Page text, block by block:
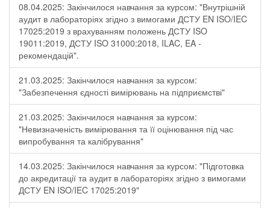
08.04.2025: Закінчилося навчання за курсом: "Внутрішній
аудит в лабораторіях згідно з вимогами ДСТУ EN ISO/IEC
17025:2019 з врахуванням положень ДСТУ ISO
19011:2019, ДСТУ ISO 31000:2018, ILAC, EA -
рекомендацій".
21.03.2025: Закінчилося навчання за курсом:
"Забезпечення єдності вимірювань на підприємстві"
21.03.2025: Закінчилося навчання за курсом:
"Невизначеність вимірювання та її оцінювання під час
випробування та калібрування"
14.03.2025: Закінчилося навчання за курсом: "Підготовка
до акредитації та аудит в лабораторіях згідно з вимогами
ДСТУ EN ISO/IEC 17025:2019"